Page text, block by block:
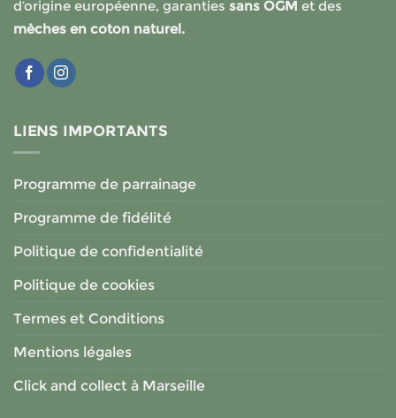
d’origine européenne, garanties sans OGM et des
mèches en coton naturel.
LIENS IMPORTANTS
Programme de parrainage
Programme de fidélité
Politique de confidentialité
Politique de cookies
Termes et Conditions
Mentions légales
Click and collect à Marseille